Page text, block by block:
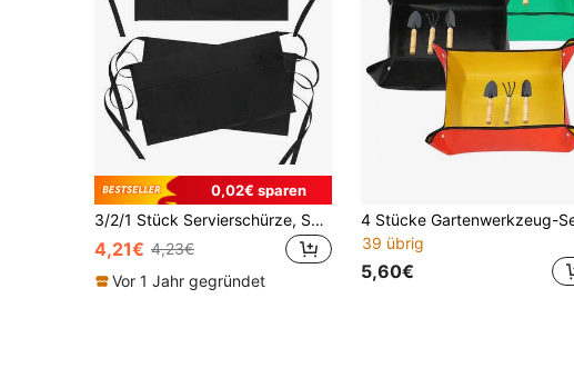
0,02€ sparen
3/2/1 Stück Servierschürze, Servierschürze mit 3 Taschen, wasserdichte und ölresistente Taillenschürze mit Taschen, schwarze Servierhalbschürze mit Taschen für Frauen
4,21€ 4,23€
Vor 1 Jahr gegründet
39 übrig
5,60€